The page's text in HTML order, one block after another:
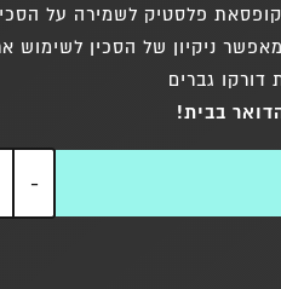
פלסטיק לשמירה על
ניקיון של הסכין לשימוש
דורקו גברים
בבית!
-